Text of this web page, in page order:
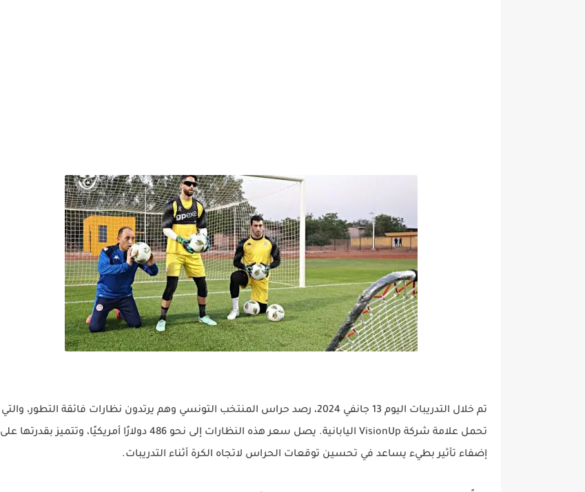
تم خلال التدريبات اليوم 13 جانفي 2024، رصد حراس المنتخب التونسي وهم يرتدون نظارات فائقة التطور، والتي
تحمل علامة شركة VisionUp اليابانية. يصل سعر هذه النظارات إلى نحو 486 دولارًا أمريكيًا، وتتميز بقدرتها على
إضفاء تأثير بطيء يساعد في تحسين توقعات الحراس لاتجاه الكرة أثناء التدريبات.